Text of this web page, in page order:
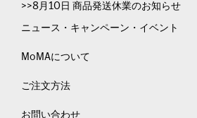
>>8月10日 商品発送休業のお知らせ
ニュース・キャンペーン・イベント
MoMAについて
ご注文方法
お問い合わせ